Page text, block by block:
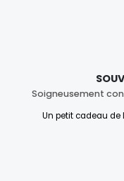
Soigneusement
Un petit cadeau de